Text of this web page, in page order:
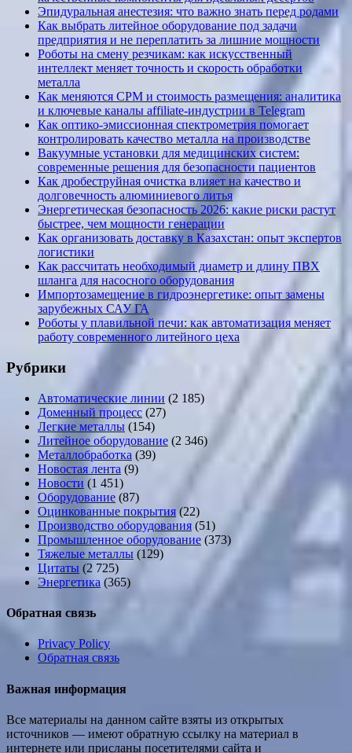
Эпидуральная анестезия: что важно знать перед родами
Как выбрать литейное оборудование под задачи
предприятия и не переплатить за лишние мощности
Роботы на смену резчикам: как искусственный
интеллект меняет точность и скорость обработки
металла
Как меняются CPM и стоимость размещения: аналитика
и ключевые каналы affiliate-индустрии в Telegram
Как оптико-эмиссионная спектрометрия помогает
контролировать качество металла на производстве
Вакуумные установки для медицинских систем:
современные решения для безопасности пациентов
Как дробеструйная очистка влияет на качество и
долговечность алюминиевого литья
Энергетическая безопасность 2026: какие риски растут
быстрее, чем мощности генерации
Как организовать доставку в Казахстан: опыт экспертов
логистики
Как рассчитать необходимый диаметр и длину ПВХ
шланга для насосного оборудования
Импортозамещение в гидроэнергетике: опыт замены
зарубежных САУ ГА
Роботы у плавильной печи: как автоматизация меняет
работу современного литейного цеха
Рубрики
Автоматические линии (2 185)
Доменный процесс (27)
Легкие металлы (154)
Литейное оборудование (2 346)
Металлобработка (39)
Новостая лента (9)
Новости (1 451)
Оборудование (87)
Оцинкованные покрытия(22)
Производство оборудования (51)
Промышленное оборудование (373)
Тяжелые металлы (129)
Цитаты (2 725)
Энергетика (365)
Обратная связь
Privacy Policy
Обратная связь
Важная информация
Все материалы на данном сайте взяты из открытых
источников — имеют обратную ссылку на материал в
интернете или присланы посетителями сайта и